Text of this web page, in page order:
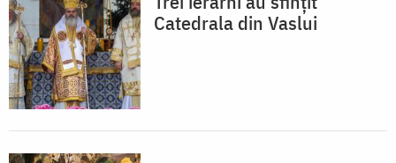
Catedrala din Vaslui